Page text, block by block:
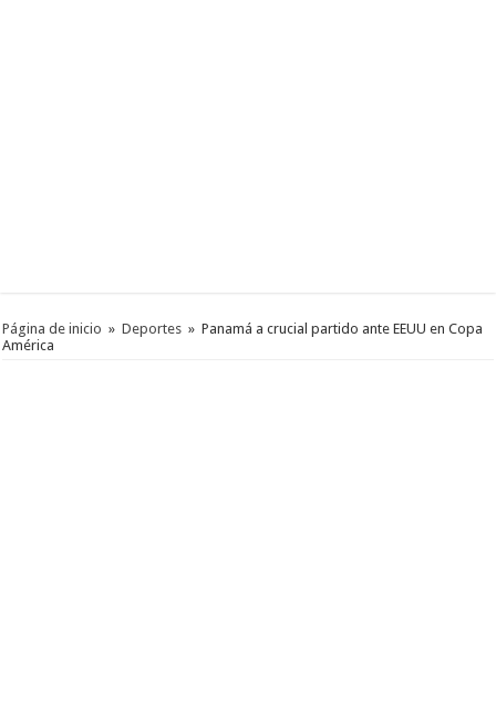
Página de inicio » Deportes » Panamá a crucial partido ante EEUU en Copa
América